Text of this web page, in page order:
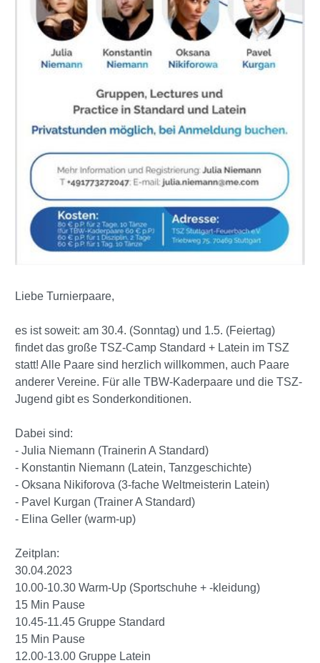
Liebe Turnierpaare,
es ist soweit: am 30.4. (Sonntag) und 1.5. (Feiertag)
findet das große TSZ-Camp Standard + Latein im TSZ
statt! Alle Paare sind herzlich willkommen, auch Paare
anderer Vereine. Für alle TBW-Kaderpaare und die TSZ-
Jugend gibt es Sonderkonditionen.
Dabei sind:
- Julia Niemann (Trainerin A Standard)
- Konstantin Niemann (Latein, Tanzgeschichte)
- Oksana Nikiforova (3-fache Weltmeisterin Latein)
- Pavel Kurgan (Trainer A Standard)
- Elina Geller (warm-up)
Zeitplan:
30.04.2023
10.00-10.30 Warm-Up (Sportschuhe + -kleidung)
15 Min Pause
10.45-11.45 Gruppe Standard
15 Min Pause
12.00-13.00 Gruppe Latein